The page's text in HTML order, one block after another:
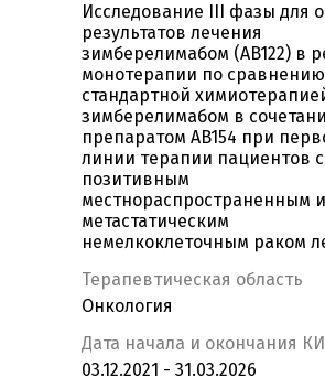
Исследование III фазы для
результатов лечения
зимберелимабом (AB122) в
монотерапии по
стандартной
зимберелимабом в
препаратом AB154 при
линии терапии пациентов с
позитивным
местнораспространенным
метастатическим
немелкоклеточным раком
Терапевтическая область
Онкология
Дата начала и окончания КИ
03.12.2021 - 31.03.2026